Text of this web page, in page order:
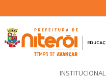
INSTITUCIONAL